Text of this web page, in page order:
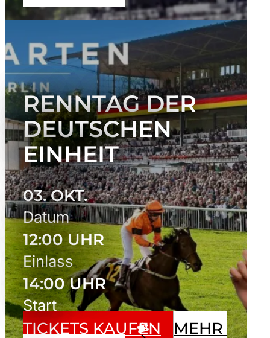
RENNTAG DER
DEUTSCHEN
EINHEIT
03. OKT.
Datum
12:00 UHR
Einlass
14:00 UHR
Start
TICKETS KAUFEN
MEHR